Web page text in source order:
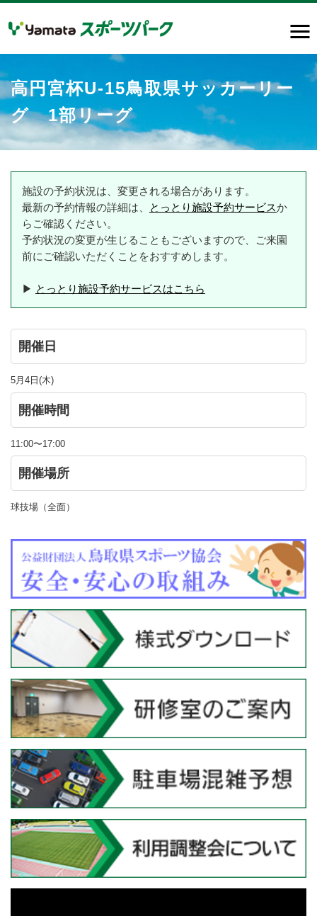
高円宮杯U-15鳥取県サッカーリー
グ 1部リーグ
施設の予約状況は、変更される場合があります。
最新の予約情報の詳細は、
とっとり施設予約サービスか
らご確認ください。
予約状況の変更が生じることもございますので、ご来園
前にご確認いただくことをおすすめします。
▶ とっとり施設予約サービスはこちら
開催日
5月4日(木)
開催時間
11:00〜17:00
開催場所
球技場（全面）